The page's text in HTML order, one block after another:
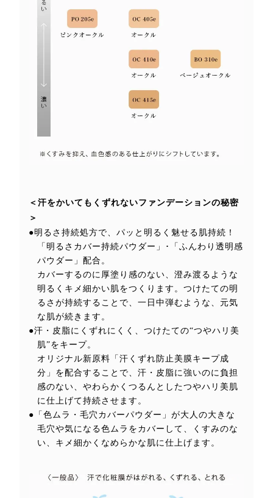
＜汗をかいてもくずれないファンデーションの秘密
＞
●明るさ持続処方で、パッと明るく魅せる肌持続！
「明るさカバー持続パウダー」･「ふんわり透明感
パウダー」配合。
カバーするのに厚塗り感のない、澄み渡るような
明るくキメ細かい肌をつくります。つけたての明
るさが持続することで、一日中弾むような、元気
な肌が続きます。
●汗・皮脂にくずれにくく、つけたての“つやハリ美
肌”をキープ。
オリジナル新原料「汗くずれ防止美膜キープ成
分」を配合することで、汗・皮脂に強いのに負担
感のない、やわらかくつるんとしたつやハリ美肌
に仕上げて持続させます。
●「色ムラ・毛穴カバーパウダー」が大人の大きな
毛穴や気になる色ムラをカバーして、くすみのな
い、キメ細かくなめらかな肌に仕上げます。